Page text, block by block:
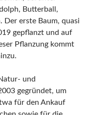
Butterball,
Der erste Baum, quasi
gepflanzt und auf
Pflanzung kommt
und
gegründet, um
für den Ankauf